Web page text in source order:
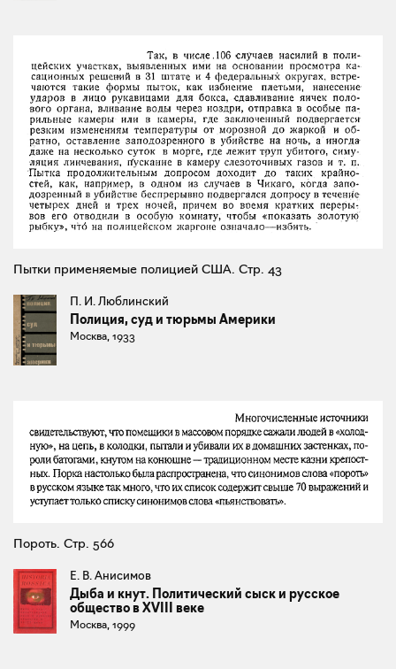
Пытки применяемые полицией США. Стр. 43
П. И. Люблинский
Полиция, суд и тюрьмы Америки
Москва, 1933
Пороть. Стр. 566
Е. В. Анисимов
Дыба и кнут. Политический сыск и русское
общество в XVIII веке
Москва, 1999